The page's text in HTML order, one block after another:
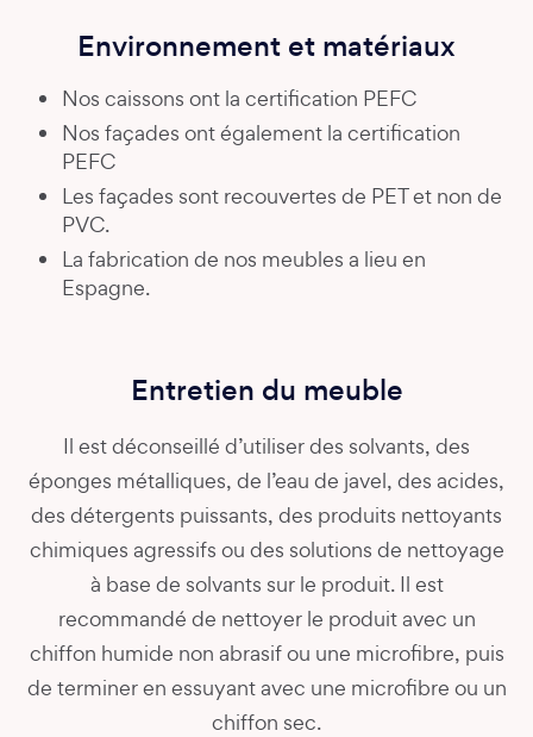
Environnement et matériaux
Nos caissons ont la certification PEFC
Nos façades ont également la certification
PEFC
Les façades sont recouvertes de PET et non de
PVC.
La fabrication de nos meubles a lieu en
Espagne.
Entretien du meuble
Il est déconseillé d’utiliser des solvants, des
éponges métalliques, de l’eau de javel, des acides,
des détergents puissants, des produits nettoyants
chimiques agressifs ou des solutions de nettoyage
à base de solvants sur le produit. Il est
recommandé de nettoyer le produit avec un
chiffon humide non abrasif ou une microfibre, puis
de terminer en essuyant avec une microfibre ou un
chiffon sec.